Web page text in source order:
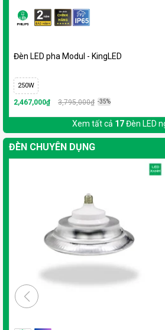
Đèn LED pha Modul - KingLED
250W
2,467,000₫ 3,795,000₫ -35%
Xem tất cả 17Đèn LED
ĐÈN CHUYÊN DỤNG